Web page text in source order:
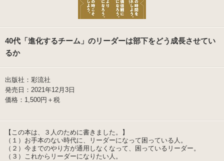
40代「進化するチーム」のリーダーは部下をどう成長させてい
るか
出版社：彩流社
発売日：2021年12月3日
価格：1,500円＋税
【この本は、３人のために書きました。】
（１）お手本のない時代に、リーダーになって困っている人。
（２）今までのやり方が通用しなくなって、困っているリーダー。
（３）これからリーダーになりたい人。